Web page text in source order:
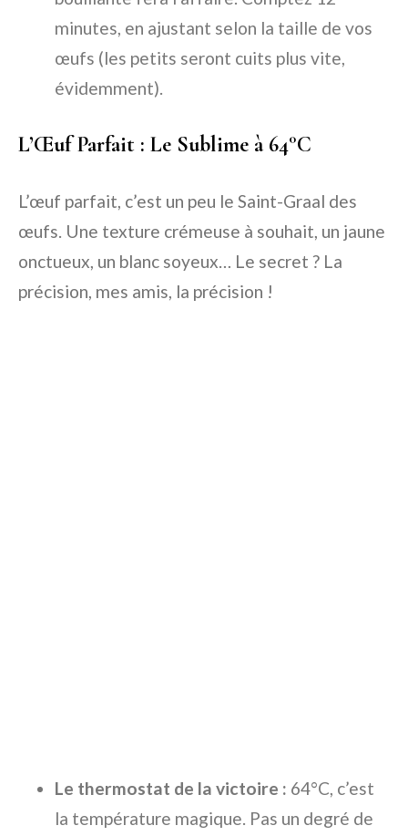
minutes, en ajustant selon la taille de vos
œufs (les petits seront cuits plus vite,
évidemment).
L’Œuf Parfait : Le Sublime à 64°C
L’œuf parfait, c’est un peu le Saint-Graal des
œufs. Une texture crémeuse à souhait, un jaune
onctueux, un blanc soyeux… Le secret ? La
précision, mes amis, la précision !
Le thermostat de la victoire : 64°C, c’est
la température magique. Pas un degré de